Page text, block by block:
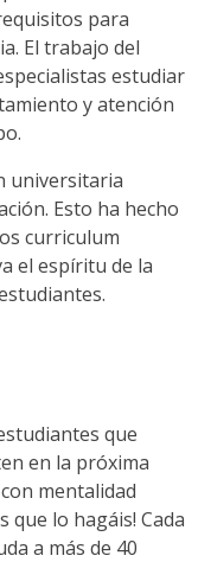
para
El trabajo del
estudiar
y atención
universitaria
Esto ha hecho
curriculum
el espíritu de la
que
en la próxima
mentalidad
que lo hagáis! Cada
a más de 40